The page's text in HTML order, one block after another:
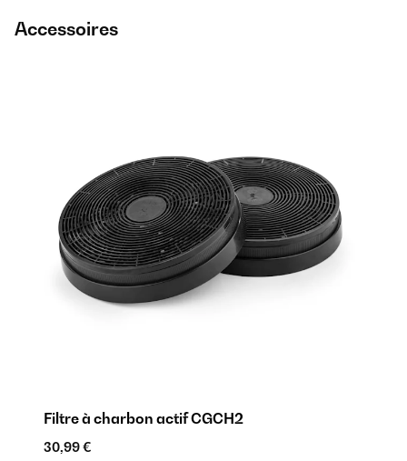
Accessoires
Filtre à charbon actif CGCH2
30,99 €